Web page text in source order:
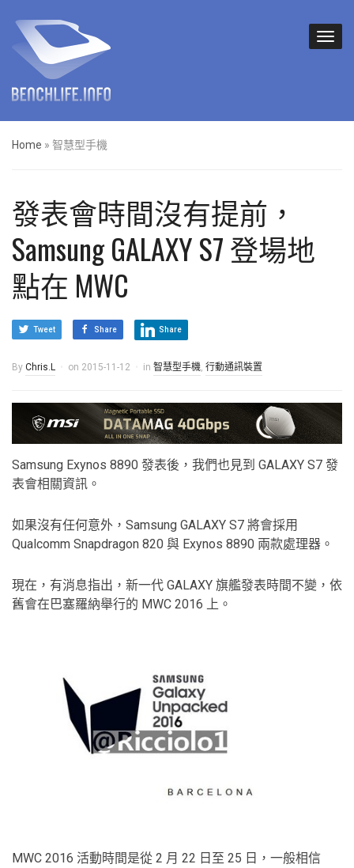
Home » 智慧型手機
發表會時間沒有提前，
Samsung GALAXY S7 登場地
點在 MWC
Tweet Share Share
By Chris.L on 2015-11-12 in 智慧型手機, 行動通訊裝置
Samsung Exynos 8890 發表後，我們也見到 GALAXY S7 發
表會相關資訊。
如果沒有任何意外，Samsung GALAXY S7 將會採用
Qualcomm Snapdragon 820 與 Exynos 8890 兩款處理器。
現在，有消息指出，新一代 GALAXY 旗艦發表時間不變，依
舊會在巴塞羅納舉行的 MWC 2016 上。
MWC 2016 活動時間是從 2 月 22 日至 25 日，一般相信